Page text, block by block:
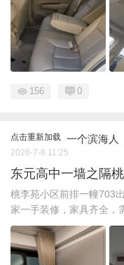
156 0
点击重新加载 一个滨海人
2026-7-8 11:25
东元高中一墙之隔
桃李苑小区前排一幢703
家一手装修，家具齐全，